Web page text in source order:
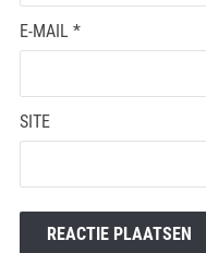
E-MAIL *
SITE